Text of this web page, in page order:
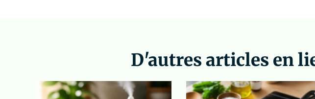
D'autres articles en